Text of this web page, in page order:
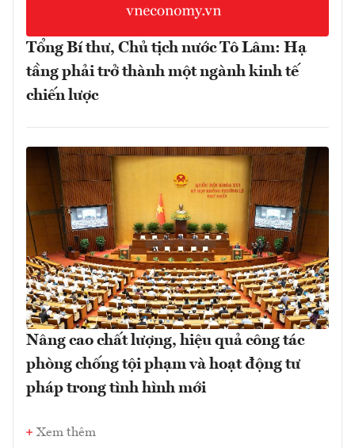
Tổng Bí thư, Chủ tịch nước Tô Lâm: Hạ
tầng phải trở thành một ngành kinh tế
chiến lược
Nâng cao chất lượng, hiệu quả công tác
phòng chống tội phạm và hoạt động tư
pháp trong tình hình mới
Xem thêm